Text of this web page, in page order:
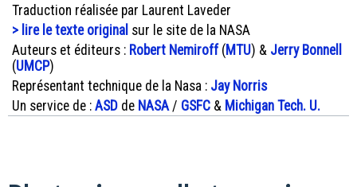
Traduction réalisée par Laurent Laveder
> lire le texte original sur le site de la NASA
Auteurs et éditeurs : Robert Nemiroff( MTU) & Jerry Bonnell
(UMCP)
Représentant technique de la Nasa : Jay Norris
Un service de : ASD de NASA/ GSFC & Michigan Tech. U.